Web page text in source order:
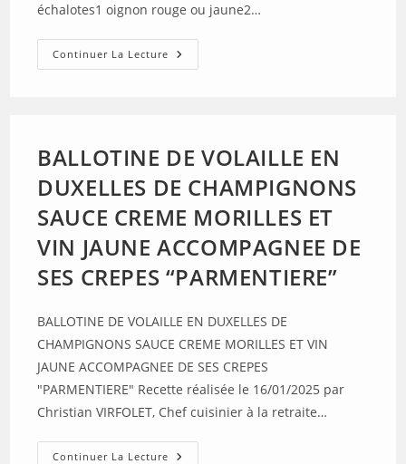
échalotes1 oignon rouge ou jaune2…
Continuer La Lecture AGNEAU
PENNE
BALLOTINE DE VOLAILLE EN
DUXELLES DE CHAMPIGNONS
SAUCE CREME MORILLES ET
VIN JAUNE ACCOMPAGNEE DE
SES CREPES “PARMENTIERE”
BALLOTINE DE VOLAILLE EN DUXELLES DE
CHAMPIGNONS SAUCE CREME MORILLES ET VIN
JAUNE ACCOMPAGNEE DE SES CREPES
"PARMENTIERE" Recette réalisée le 16/01/2025 par
Christian VIRFOLET, Chef cuisinier à la retraite…
Continuer La Lecture BALLOTINE